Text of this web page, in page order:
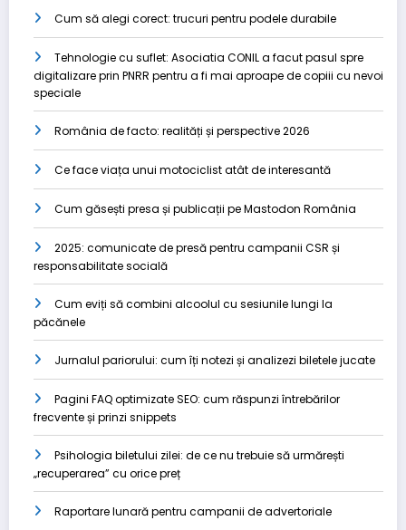
Cum să alegi corect: trucuri pentru podele durabile
Tehnologie cu suflet: Asociatia CONIL a facut pasul spre
digitalizare prin PNRR pentru a fi mai aproape de copiii cu nevoi
speciale
România de facto: realități și perspective 2026
Ce face viața unui motociclist atât de interesantă
Cum găsești presa și publicații pe Mastodon România
2025: comunicate de presă pentru campanii CSR și
responsabilitate socială
Cum eviți să combini alcoolul cu sesiunile lungi la
păcănele
Jurnalul pariorului: cum îți notezi și analizezi biletele jucate
Pagini FAQ optimizate SEO: cum răspunzi întrebărilor
frecvente și prinzi snippets
Psihologia biletului zilei: de ce nu trebuie să urmărești
„recuperarea” cu orice preț
Raportare lunară pentru campanii de advertoriale